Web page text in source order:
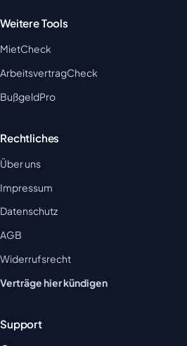
Weitere Tools
MietCheck
ArbeitsvertragCheck
BußgeldPro
Rechtliches
Über uns
Impressum
Datenschutz
AGB
Widerrufsrecht
Verträge hier kündigen
Support